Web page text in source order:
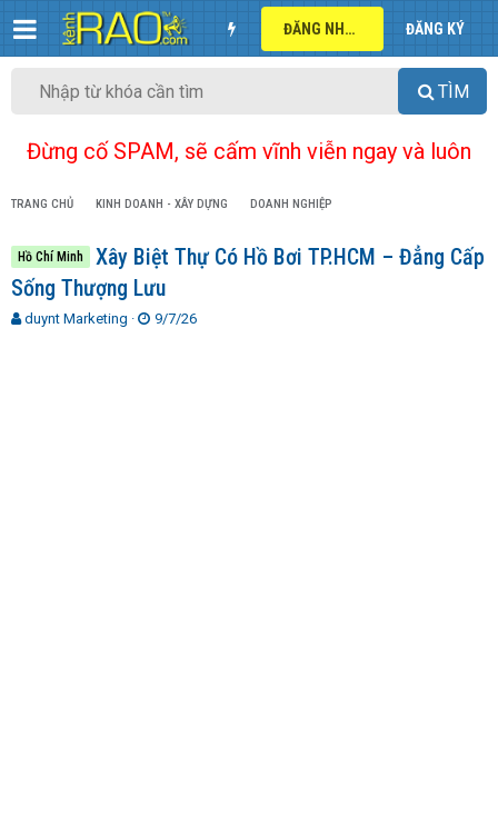
ĐĂNG NHẬP ĐĂNG KÝ
TÌM
Đừng cố SPAM, sẽ cấm vĩnh viễn ngay và luôn
TRANG CHỦ KINH DOANH - XÂY DỰNG DOANH NGHIỆP
Hồ Chí Minh
Xây Biệt Thự Có Hồ Bơi TP.HCM – Đẳng Cấp
Sống Thượng Lưu
T
duynt Marketing
N
9/7/26